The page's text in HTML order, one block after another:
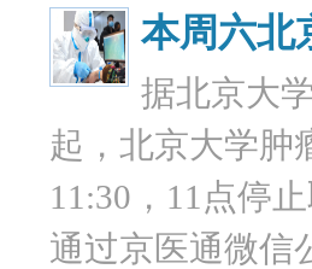
本周六北
据北京大
起，北京大学肿
11:30，11点停
通过京医通微信